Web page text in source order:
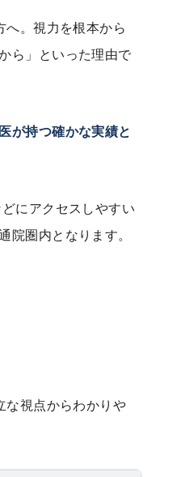
。視力を根本から
ら」といった理由で
が持つ確かな実績と
にアクセスしやすい
圏内となります。
な視点からわかりや